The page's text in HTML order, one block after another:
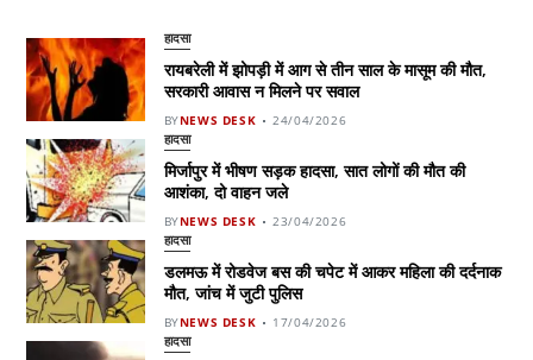
हादसा
रायबरेली में झोपड़ी में आग से तीन साल के मासूम की मौत,
सरकारी आवास न मिलने पर सवाल
BYNEWS DESK 24/04/2026
हादसा
मिर्जापुर में भीषण सड़क हादसा, सात लोगों की मौत की
आशंका, दो वाहन जले
BYNEWS DESK 23/04/2026
हादसा
डलमऊ में रोडवेज बस की चपेट में आकर महिला की दर्दनाक
मौत, जांच में जुटी पुलिस
BYNEWS DESK 17/04/2026
हादसा